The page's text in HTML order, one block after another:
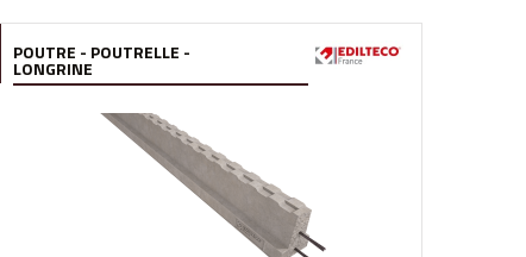
POUTRE - POUTRELLE -
LONGRINE